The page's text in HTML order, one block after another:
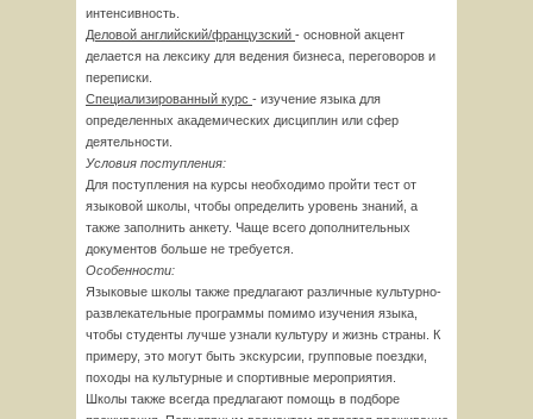
интенсивность.
Деловой английский/французский - основной акцент
делается на лексику для ведения бизнеса, переговоров и
переписки.
Специализированный курс - изучение языка для
определенных академических дисциплин или сфер
деятельности.
Условия поступления:
Для поступления на курсы необходимо пройти тест от
языковой школы, чтобы определить уровень знаний, а
также заполнить анкету. Чаще всего дополнительных
документов больше не требуется.
Особенности:
Языковые школы также предлагают различные культурно-
развлекательные программы помимо изучения языка,
чтобы студенты лучше узнали культуру и жизнь страны. К
примеру, это могут быть экскурсии, групповые поездки,
походы на культурные и спортивные мероприятия.
Школы также всегда предлагают помощь в подборе